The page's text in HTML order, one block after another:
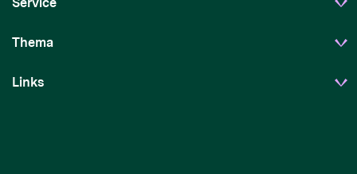
Thema
Links